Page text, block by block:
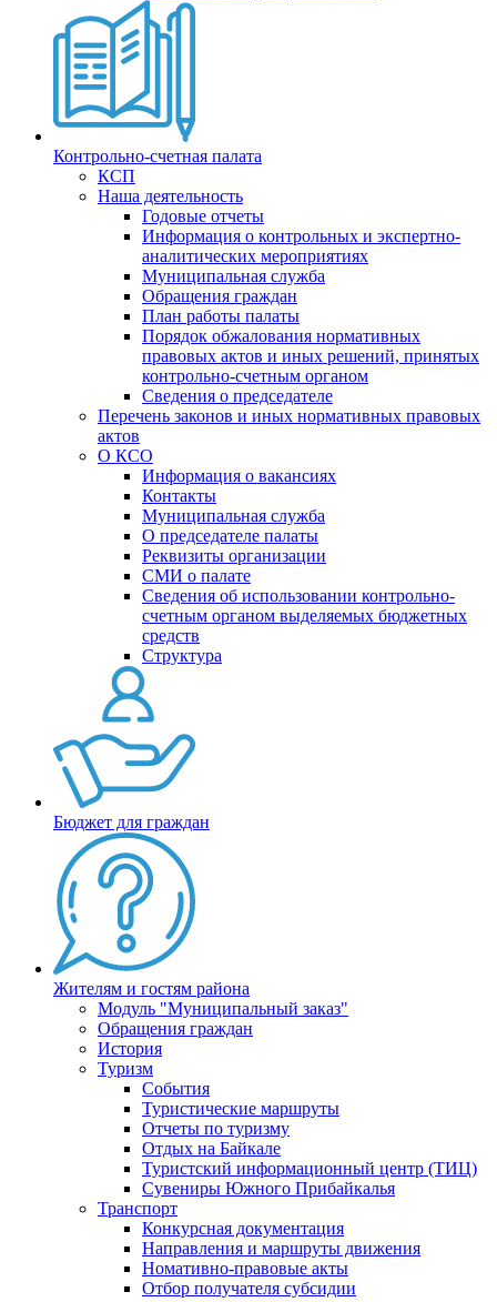
Контрольно-счетная палата
КСП
Наша деятельность
Годовые отчеты
Информация о контрольных и экспертно-
аналитических мероприятиях
Муниципальная служба
Обращения граждан
План работы палаты
Порядок обжалования нормативных
правовых актов и иных решений, принятых
контрольно-счетным органом
Сведения о председателе
Перечень законов и иных нормативных правовых
актов
О КСО
Информация о вакансиях
Контакты
Муниципальная служба
О председателе палаты
Реквизиты организации
СМИ о палате
Сведения об использовании контрольно-
счетным органом выделяемых бюджетных
средств
Структура
Бюджет для граждан
Жителям и гостям района
Модуль "Муниципальный заказ"
Обращения граждан
История
Туризм
События
Туристические маршруты
Отчеты по туризму
Отдых на Байкале
Туристский информационный центр (ТИЦ)
Сувениры Южного Прибайкалья
Транспорт
Конкурсная документация
Направления и маршруты движения
Номативно-правовые акты
Отбор получателя субсидии